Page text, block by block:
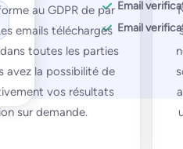
Email
Email
au GDPR de par
emails téléchargés
toutes les parties
avez la possibilité de
vos résultats
sur demande.